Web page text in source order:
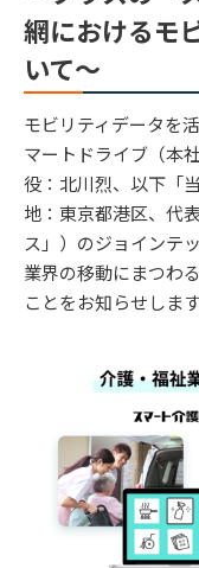
網におけるモ
いて～
モビリティデータを
マートドライブ（本
役：北川烈、以下「
地：東京都港区、代
ス」）のジョインテ
業界の移動にまつわ
ことをお知らせします